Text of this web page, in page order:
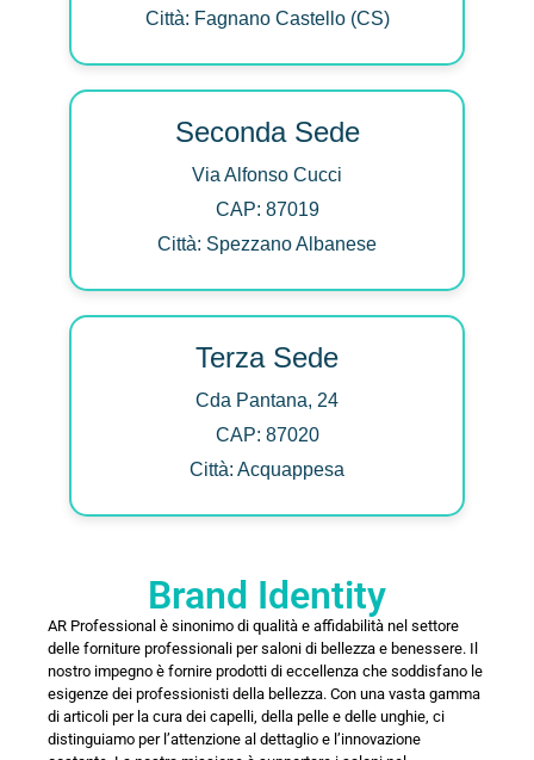
Città: Fagnano Castello (CS)
Seconda Sede
Via Alfonso Cucci
CAP: 87019
Città: Spezzano Albanese
Terza Sede
Cda Pantana, 24
CAP: 87020
Città: Acquappesa
Brand Identity
AR Professional è sinonimo di qualità e affidabilità nel settore
delle forniture professionali per saloni di bellezza e benessere. Il
nostro impegno è fornire prodotti di eccellenza che soddisfano le
esigenze dei professionisti della bellezza. Con una vasta gamma
di articoli per la cura dei capelli, della pelle e delle unghie, ci
distinguiamo per l’attenzione al dettaglio e l’innovazione